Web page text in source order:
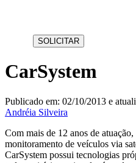
CarSystem
Publicado em: 02/10/2013 e
Andréia Silveira
Com mais de 12 anos de
monitoramento de veículos via
CarSystem possui tecnologias